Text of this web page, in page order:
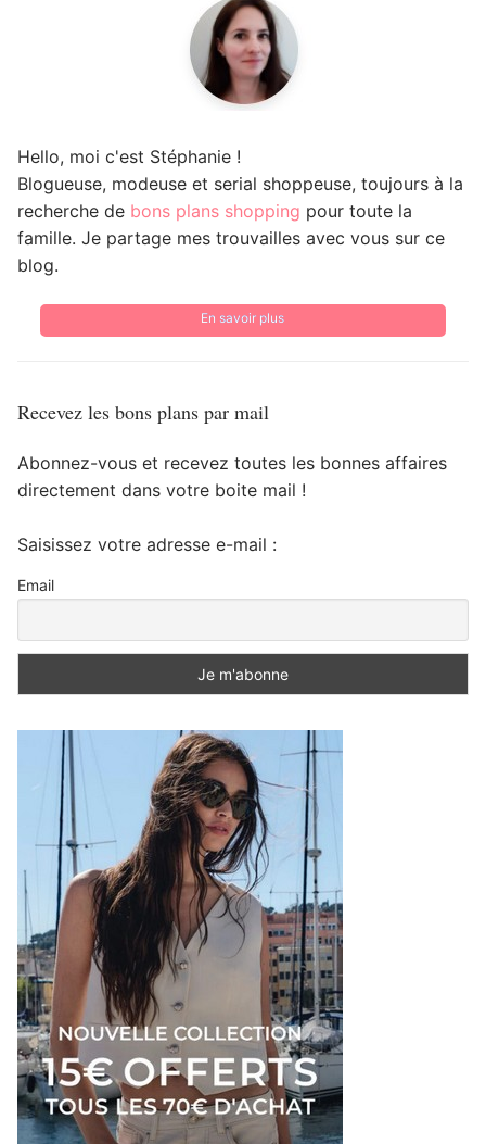
Hello, moi c'est Stéphanie !
Blogueuse, modeuse et serial shoppeuse, toujours à la
recherche de bons plans shopping pour toute la
famille. Je partage mes trouvailles avec vous sur ce
blog.
En savoir plus
Recevez les bons plans par mail
Abonnez-vous et recevez toutes les bonnes affaires
directement dans votre boite mail !
Saisissez votre adresse e-mail :
Email